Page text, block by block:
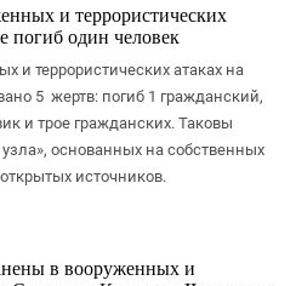
и террористических
погиб один человек
и террористических атаках на
5 жертв: погиб 1 гражданский,
и трое гражданских. Таковы
узла», основанных на собственных
источников.
в вооруженных и